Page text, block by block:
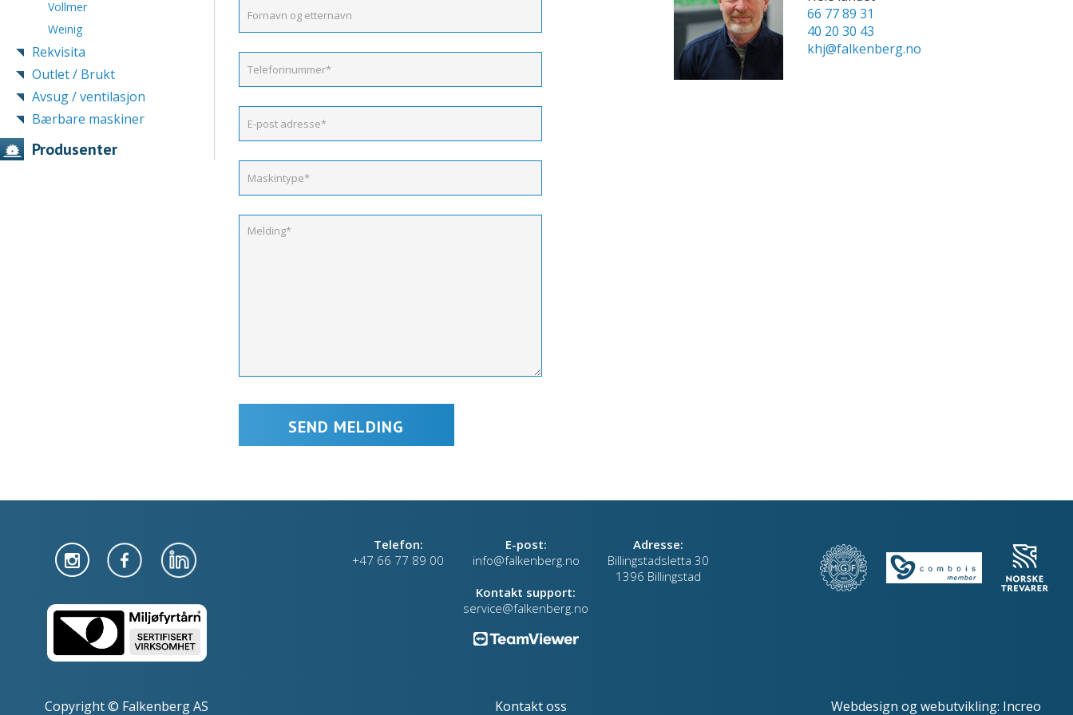
Vollmer
Weinig
Rekvisita
Outlet / Brukt
Avsug / ventilasjon
Bærbare maskiner
Produsenter
66 77 89 31
40 20 30 43
khj@falkenberg.no
Telefon:
+47 66 77 89 00
E-post:
info@falkenberg.no
Kontakt support:
service@falkenberg.no
Adresse:
Billingstadsletta 30
1396 Billingstad
Copyright © Falkenberg AS
Kontakt oss
Webdesign ogwebutvikling: Increo